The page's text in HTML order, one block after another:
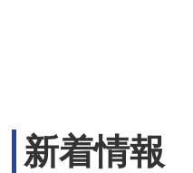
新着情報